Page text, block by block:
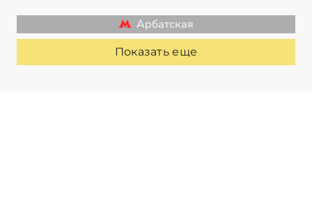
Арбатская
Показать еще